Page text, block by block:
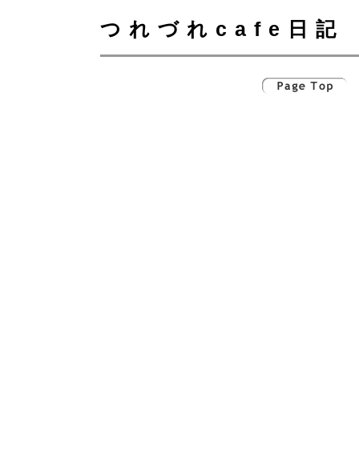
つれづれcafe日記